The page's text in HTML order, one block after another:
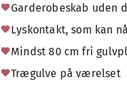
Garderobeskab uden
Lyskontakt, som kan
Mindst 80 cm fri
Trægulve på værelset